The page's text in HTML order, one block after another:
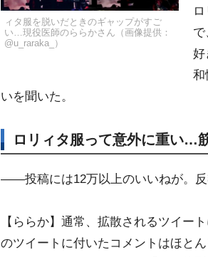
ィタ服を脱いだときのギャップがすご
い…現役医師のららかさん（画像提供：
@u_raraka_）
好
和
いを聞いた。
ロリィタ服って意外に重い…
――投稿には12万以上のいいねが。反
【ららか】通常、拡散されるツイー
のツイートに付いたコメントはほと